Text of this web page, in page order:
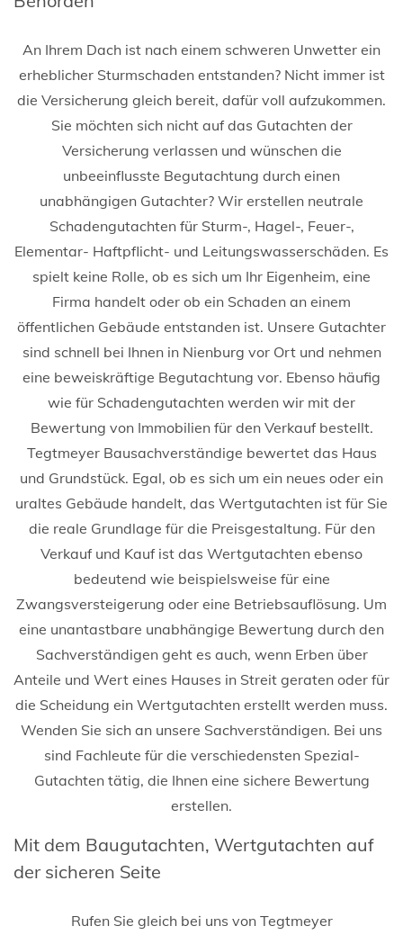
An Ihrem Dach ist nach einem schweren Unwetter ein
erheblicher Sturmschaden entstanden? Nicht immer ist
die Versicherung gleich bereit, dafür voll aufzukommen.
Sie möchten sich nicht auf das Gutachten der
Versicherung verlassen und wünschen die
unbeeinflusste Begutachtung durch einen
unabhängigen Gutachter? Wir erstellen neutrale
Schadengutachten für Sturm-, Hagel-, Feuer-,
Elementar- Haftpflicht- und Leitungswasserschäden. Es
spielt keine Rolle, ob es sich um Ihr Eigenheim, eine
Firma handelt oder ob ein Schaden an einem
öffentlichen Gebäude entstanden ist. Unsere Gutachter
sind schnell bei Ihnen in Nienburg vor Ort und nehmen
eine beweiskräftige Begutachtung vor. Ebenso häufig
wie für Schadengutachten werden wir mit der
Bewertung von Immobilien für den Verkauf bestellt.
Tegtmeyer Bausachverständige bewertet das Haus
und Grundstück. Egal, ob es sich um ein neues oder ein
uraltes Gebäude handelt, das Wertgutachten ist für Sie
die reale Grundlage für die Preisgestaltung. Für den
Verkauf und Kauf ist das Wertgutachten ebenso
bedeutend wie beispielsweise für eine
Zwangsversteigerung oder eine Betriebsauflösung. Um
eine unantastbare unabhängige Bewertung durch den
Sachverständigen geht es auch, wenn Erben über
Anteile und Wert eines Hauses in Streit geraten oder für
die Scheidung ein Wertgutachten erstellt werden muss.
Wenden Sie sich an unsere Sachverständigen. Bei uns
sind Fachleute für die verschiedensten Spezial-
Gutachten tätig, die Ihnen eine sichere Bewertung
erstellen.
Mit dem Baugutachten, Wertgutachten auf
der sicheren Seite
Rufen Sie gleich bei uns von Tegtmeyer